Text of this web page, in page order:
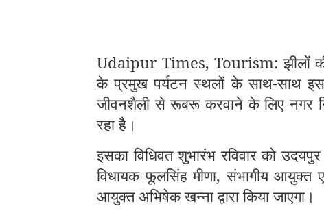
Udaipur Times, Tourism: झीलों की
के प्रमुख पर्यटन स्थलों के साथ-साथ
जीवनशैली से रूबरू करवाने के लिए नगर
रहा है।
इसका विधिवत शुभारंभ रविवार को
विधायक फूलसिंह मीणा, संभागीय आयुक्त
आयुक्त अभिषेक खन्ना द्वारा किया जाएगा।